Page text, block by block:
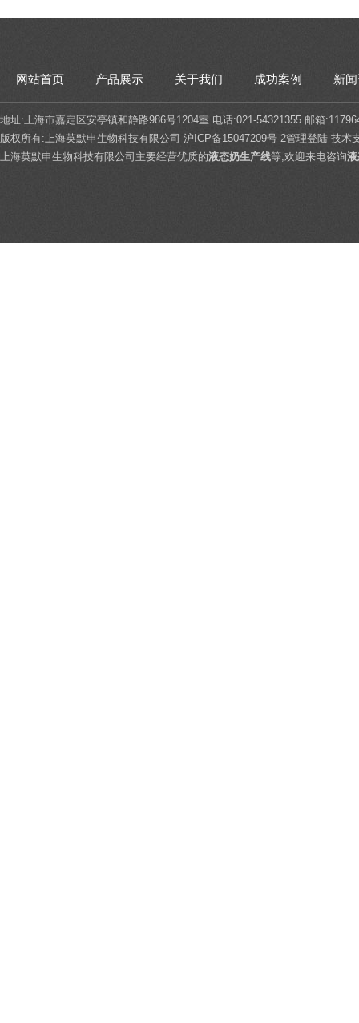
网站首页 产品展示 关于我们 成功案例 新
地址:上海市嘉定区安亭镇和静路986号1204室 电话:021-54321355 邮箱
版权所有:上海英默申生物科技有限公司 沪ICP备15047209号-2管理登陆 技术
上海英默申生物科技有限公司主要经营优质的液态奶生产线等,欢迎来电咨询